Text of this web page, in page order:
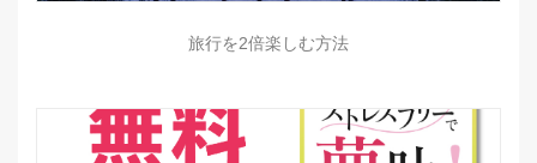
旅行を2倍楽しむ方法